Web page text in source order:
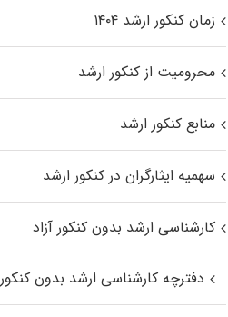
زمان کنکور ارشد ۱۴۰۴
محرومیت از کنکور ارشد
منابع کنکور ارشد
سهمیه ایثارگران در کنکور ارشد
کارشناسی ارشد بدون کنکور آزاد
دفترچه کارشناسی ارشد بدون کنکور